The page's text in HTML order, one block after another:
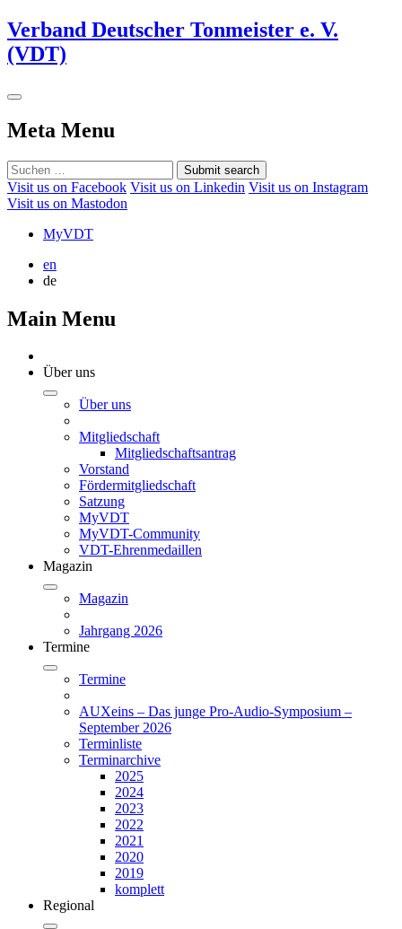
Verband Deutscher Tonmeister e. V.
(VDT)
Meta Menu
Submit search
Visit us on Facebook Visit us on Linkedin Visit us on Instagram
Visit us on Mastodon
MyVDT
en
de
Main Menu
Über uns
Über uns
Mitgliedschaft
Mitgliedschaftsantrag
Vorstand
Fördermitgliedschaft
Satzung
MyVDT
MyVDT-Community
VDT-Ehrenmedaillen
Magazin
Magazin
Jahrgang 2026
Termine
Termine
AUXeins – Das junge Pro-Audio-Symposium –
September 2026
Terminliste
Terminarchive
2025
2024
2023
2022
2021
2020
2019
komplett
Regional